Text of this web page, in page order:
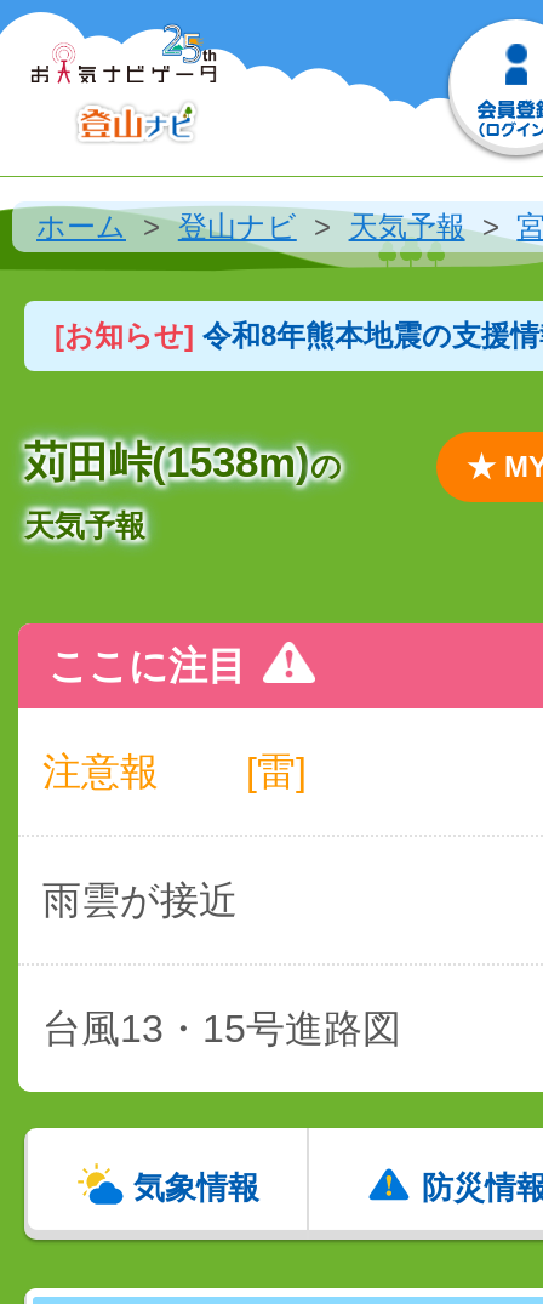
ホーム 登山ナビ 天気予報
[お知らせ] 令和8年熊本地震の支援
苅田峠(1538m)の
天気予報
★
ここに注目
注意報 [雷]
雨雲が接近
台風13・15号進路図
気象情報 防災情